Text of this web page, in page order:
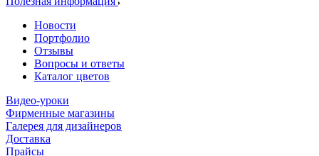
Новости
Портфолио
Отзывы
Вопросы и ответы
Каталог цветов
Видео-уроки
Фирменные магазины
Галерея для дизайнеров
Доставка
Прайсы